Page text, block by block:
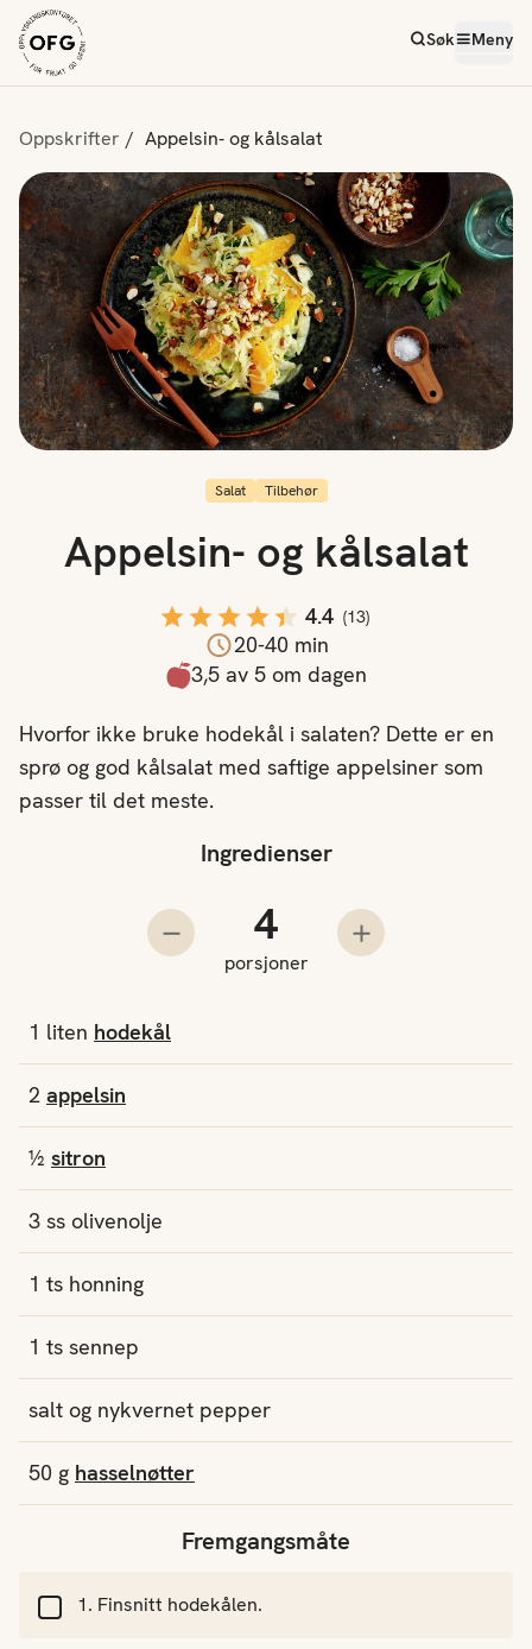
Søk Meny
Oppskrifter Appelsin- og kålsalat
Ingredienser
Trekk fra en porsjon
Antall porsjoner
porsjoner
Legg til en
1 liten hodekål
2 appelsin
½ sitron
3 ss olivenolje
1 ts honning
1 ts sennep
salt og nykvernet pepper
50 g hasselnøtter
Salat Tilbehør
Appelsin- og kålsalat
4.4 (13)
20-40 min
3,5 av 5 om dagen
Hvorfor ikke bruke hodekål i salaten? Dette er en
sprø og god kålsalat med saftige appelsiner som
passer til det meste.
Fremgangsmåte
Finsnitt hodekålen.